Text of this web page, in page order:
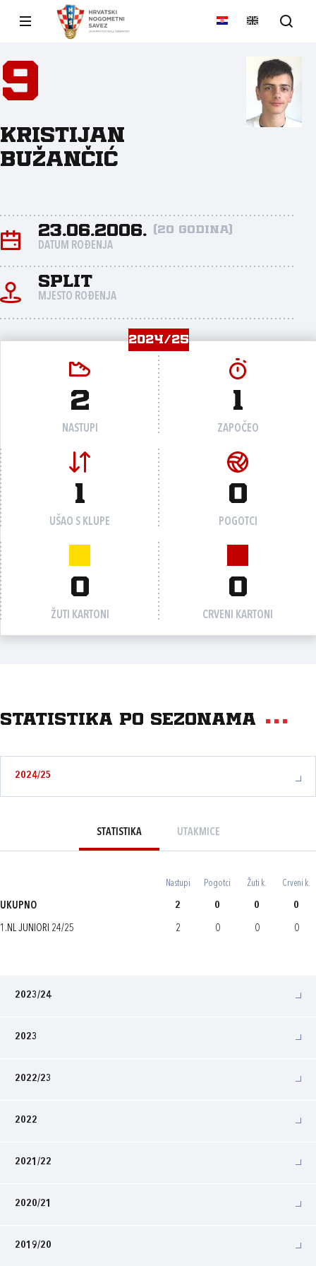
9
Kristijan
Bužančić
23.06.2006. (20 godina)
DATUM ROĐENJA
Split
MJESTO ROĐENJA
2024/25
2
NASTUPI
1
ZAPOČEO
1
UŠAO S KLUPE
0
POGOTCI
0
ŽUTI KARTONI
0
CRVENI KARTONI
Statistika po sezonama
2024/25
STATISTIKA UTAKMICE
Nastupi Pogotci Žuti k. Crveni k.
UKUPNO 2 0 0 0
1.NL JUNIORI 24/25 2 0 0 0
2023/24
2023
2022/23
2022
2021/22
2020/21
2019/20